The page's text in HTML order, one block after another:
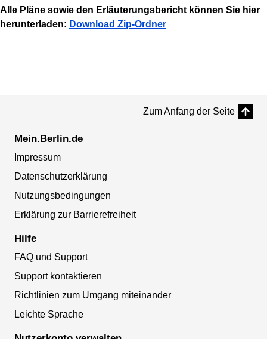
Alle Pläne sowie den Erläuterungsbericht können Sie hier
herunterladen: Download Zip-Ordner
Zum Anfang der Seite
Mein.Berlin.de
Impressum
Datenschutzerklärung
Nutzungsbedingungen
Erklärung zur Barrierefreiheit
Hilfe
FAQ und Support
Support kontaktieren
Richtlinien zum Umgang miteinander
Leichte Sprache